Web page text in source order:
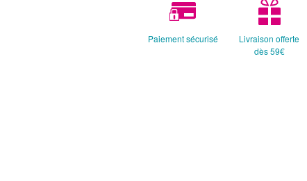
Paiement sécurisé
Livraison offerte
dès 59€